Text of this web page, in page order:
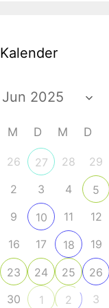
Kalender
M D M D
26 27 28 29
2
3 4 5
9
10 11 12
16
17 18 19
23
24 25 26
30
1 2 3